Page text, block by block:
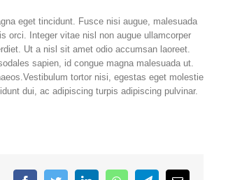
eget tincidunt. Fusce nisi augue, malesuada
orci. Integer vitae nisl non augue ullamcorper
Ut a nisl sit amet odio accumsan laoreet.
sapien, id congue magna malesuada ut.
tortor nisi, egestas eget molestie
dui, ac adipiscing turpis adipiscing pulvinar.